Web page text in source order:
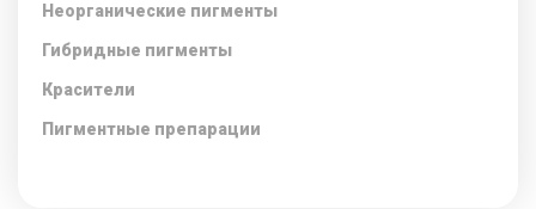
Неорганические пигменты
Гибридные пигменты
Красители
Пигментные препарации